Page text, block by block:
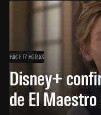
HACE 17 HORAS
Disney+
de El